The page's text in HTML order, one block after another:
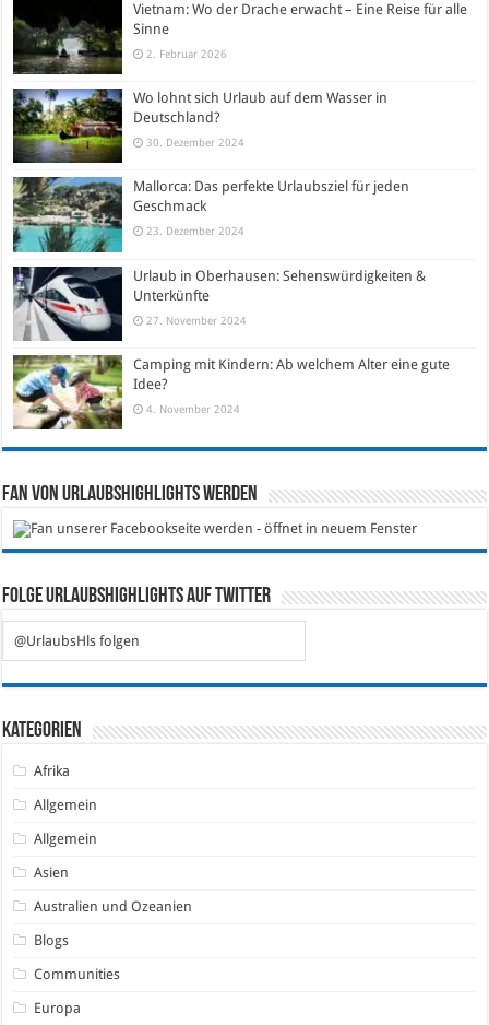
Vietnam: Wo der Drache erwacht – Eine Reise für alle
Sinne
2. Februar 2026
Wo lohnt sich Urlaub auf dem Wasser in
Deutschland?
30. Dezember 2024
Mallorca: Das perfekte Urlaubsziel für jeden
Geschmack
23. Dezember 2024
Urlaub in Oberhausen: Sehenswürdigkeiten &
Unterkünfte
27. November 2024
Camping mit Kindern: Ab welchem Alter eine gute
Idee?
4. November 2024
Fan von Urlaubshighlights werden
Folge Urlaubshighlights auf Twitter
@UrlaubsHls folgen
Kategorien
Afrika
Allgemein
Allgemein
Asien
Australien und Ozeanien
Blogs
Communities
Europa